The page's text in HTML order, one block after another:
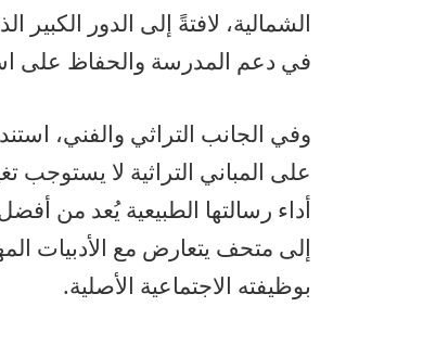
الشمالية، لافتةً إلى الدور
في دعم المدرسة والحفاظ على
وفي الجانب التراثي والفني،
على المباني التراثية لا يستوجب
أداء رسالتها الطبيعية يُعد من
إلى متحف يتعارض مع الأدبيات
بوظيفته الاجتماعية الأصلية.